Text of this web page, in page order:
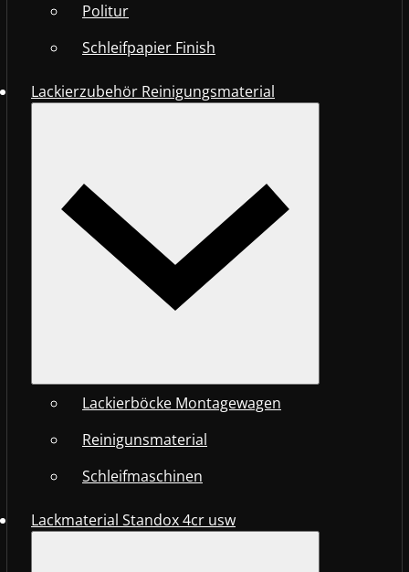
Politur
Schleifpapier Finish
Lackierzubehör Reinigungsmaterial
Lackierböcke Montagewagen
Reinigunsmaterial
Schleifmaschinen
Lackmaterial Standox 4cr usw